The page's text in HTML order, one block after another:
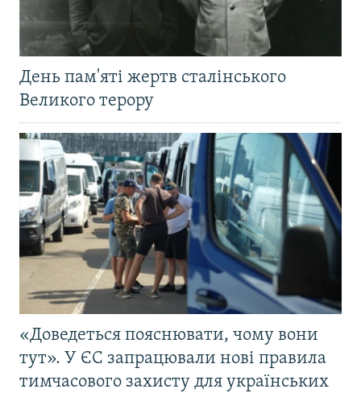
День пам'яті жертв сталінського
Великого терору
«Доведеться пояснювати, чому вони
тут». У ЄС запрацювали нові правила
тимчасового захисту для українських